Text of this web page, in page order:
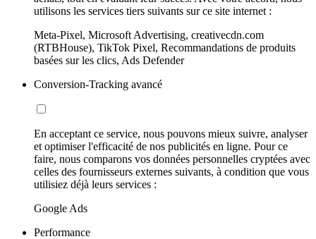
utilisons les services tiers suivants sur ce site internet :
Meta-Pixel, Microsoft Advertising, creativecdn.com
(RTBHouse), TikTok Pixel, Recommandations de produits
basées sur les clics, Ads Defender
Conversion-Tracking avancé
En acceptant ce service, nous pouvons mieux suivre, analyser
et optimiser l'efficacité de nos publicités en ligne. Pour ce
faire, nous comparons vos données personnelles cryptées avec
celles des fournisseurs externes suivants, à condition que vous
utilisiez déjà leurs services :
Google Ads
Performance